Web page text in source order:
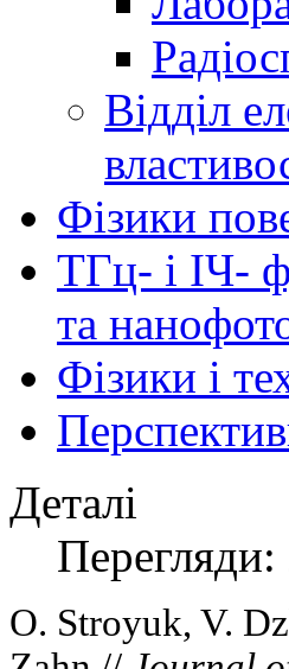
Відділ
Фізики
ТГц- і ІЧ-
та
Фізики і
Деталі
O. Stroyuk, V.